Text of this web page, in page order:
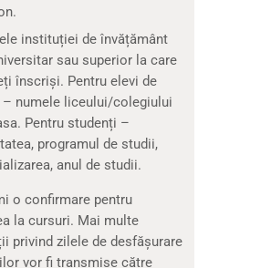
instituției de învățământ
sau superior la care
înscriși. Pentru elevi de
– numele liceului/colegiului
Pentru studenți –
programul de studii,
anul de studii.
o confirmare pentru
la cursuri. Mai multe
privind zilele de desfășurare
vor fi transmise către